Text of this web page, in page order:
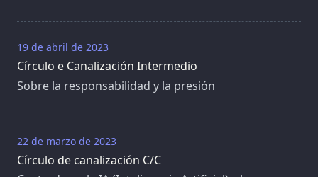
19 de abril de 2023
Círculo e Canalización Intermedio
Sobre la responsabilidad y la presión
22 de marzo de 2023
Círculo de canalización C/C